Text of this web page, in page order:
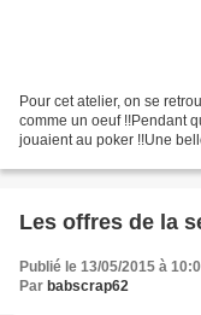
Pour cet atelier, on se
comme un oeuf !!Pendant
jouaient au poker !!Une
Les offres de la
Publié le 13/05/2015 à
Par babscrap62